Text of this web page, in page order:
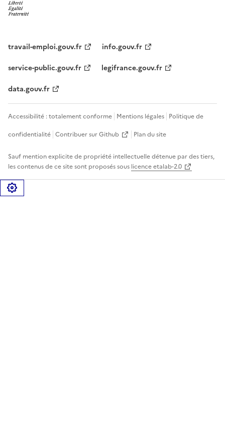
travail-emploi.gouv.fr
info.gouv.fr
service-public.gouv.fr
legifrance.gouv.fr
data.gouv.fr
Accessibilité : totalement conforme Mentions légales Politique de
confidentialité Contribuer sur Github Plan du site
Sauf mention explicite de propriété intellectuelle détenue par des tiers,
les contenus de ce site sont proposés sous licence etalab-2.0
Gérer les cookies